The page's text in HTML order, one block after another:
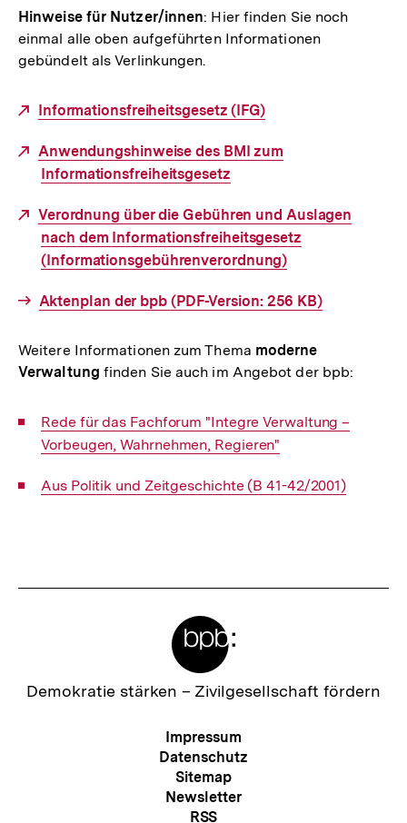
Link:
Hinweise für Nutzer/innen: Hier finden Sie noch
einmal alle oben aufgeführten Informationen
gebündelt als Verlinkungen.
Externer
Informationsfreiheitsgesetz (IFG)
Externer
Link:
Anwendungshinweise des BMI zum
Informationsfreiheitsgesetz
Externer
Link:
Verordnung über die Gebühren und Auslagen
nach dem Informationsfreiheitsgesetz
(Informationsgebührenverordnung)
Interner
Aktenplan der bpb (PDF-Version: 256 KB)
Weitere Informationen zum Thema moderne
Verwaltung finden Sie auch im Angebot der bpb:
Interner
Link:
Rede für das Fachforum "Integre Verwaltung –
Vorbeugen, Wahrnehmen, Regieren"
Interner
Aus Politik und Zeitgeschichte (B 41-42/2001)
Zur
Demokratie stärken – Zivilgesellschaft fördern
Meta-
Navigation
Impressum
Datenschutz
Sitemap
Newsletter
RSS